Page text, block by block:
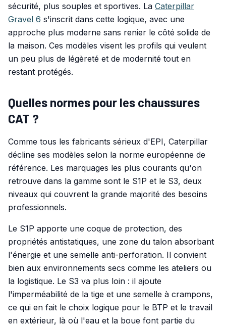
sécurité, plus souples et sportives. La Caterpillar
Gravel 6 s'inscrit dans cette logique, avec une
approche plus moderne sans renier le côté solide de
la maison. Ces modèles visent les profils qui veulent
un peu plus de légèreté et de modernité tout en
restant protégés.
Quelles normes pour les chaussures
CAT ?
Comme tous les fabricants sérieux d'EPI, Caterpillar
décline ses modèles selon la norme européenne de
référence. Les marquages les plus courants qu'on
retrouve dans la gamme sont le S1P et le S3, deux
niveaux qui couvrent la grande majorité des besoins
professionnels.
Le S1P apporte une coque de protection, des
propriétés antistatiques, une zone du talon absorbant
l'énergie et une semelle anti-perforation. Il convient
bien aux environnements secs comme les ateliers ou
la logistique. Le S3 va plus loin : il ajoute
l'imperméabilité de la tige et une semelle à crampons,
ce qui en fait le choix logique pour le BTP et le travail
en extérieur, là où l'eau et la boue font partie du